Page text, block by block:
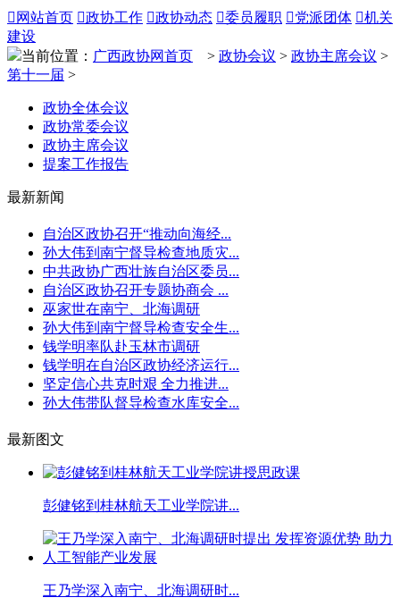
 网站首页 政协工作 政协动态 委员履职 党派团体 机关
建设
当前位置： 广西政协网首页 > 政协会议 > 政协主席会议 >
第十一届 >
政协全体会议
政协常委会议
政协主席会议
提案工作报告
最新新闻
自治区政协召开“推动向海经...
孙大伟到南宁督导检查地质灾...
中共政协广西壮族自治区委员...
自治区政协召开专题协商会 ...
巫家世在南宁、北海调研
孙大伟到南宁督导检查安全生...
钱学明率队赴玉林市调研
钱学明在自治区政协经济运行...
坚定信心共克时艰 全力推进...
孙大伟带队督导检查水库安全...
最新图文
彭健铭到桂林航天工业学院讲...
王乃学深入南宁、北海调研时...